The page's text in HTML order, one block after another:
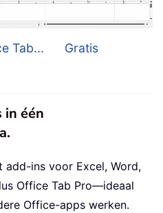
Tab...
Gratis
één
add-ins voor Excel, Word,
Office Tab Pro—ideaal
Office-apps werken.